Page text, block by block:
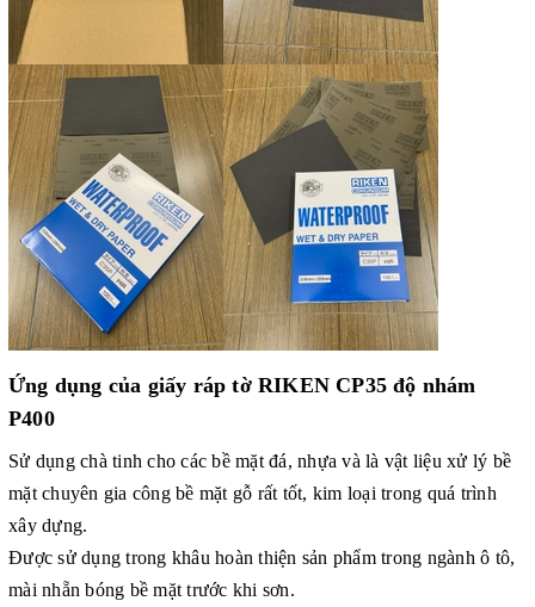
Ứng dụng của giấy ráp tờ RIKENCP35 độ nhám
P400
Sử dụng chà tinh cho các bề mặt đá, nhựa và là vật liệu xử lý bề
mặt chuyên gia công bề mặt gỗ rất tốt, kim loại trong quá trình
xây dựng.
Được sử dụng trong khâu hoàn thiện sản phẩm trong ngành ô tô,
mài nhẵn bóng bề mặt trước khi sơn.